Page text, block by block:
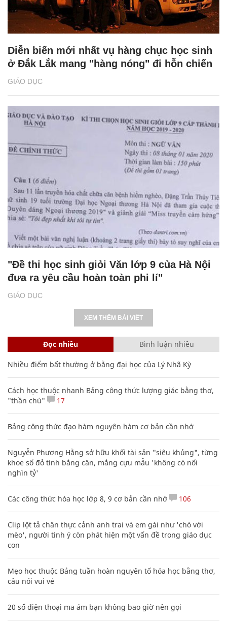
GIÁO DỤC
Diễn biến mới nhất vụ hàng chục học sinh
ở Đắk Lắk mang "hàng nóng" đi hỗn chiến
GIÁO DỤC
"Đề thi học sinh giỏi Văn lớp 9 của Hà Nội
đưa ra yêu cầu hoàn toàn phi lí"
XEM THÊM BÀI VIẾT
Đọc nhiều Bình luận nhiều
Nhiều điểm bất thường ở bằng đại học của Lý Nhã Kỳ
Cách học thuộc nhanh Bảng công thức lượng giác bằng thơ,
"thần chú"
17
Bảng công thức đạo hàm nguyên hàm cơ bản cần nhớ
Nguyễn Phương Hằng sở hữu khối tài sản "siêu khủng", từng
khoe sổ đỏ tính bằng cân, mắng cựu mẫu 'không có nổi
nghìn tỷ'
Các công thức hóa học lớp 8, 9 cơ bản cần nhớ 106
Clip lột tả chân thực cảnh anh trai và em gái như 'chó với
mèo', người tinh ý còn phát hiện một vấn đề trong giáo dục
con
Mẹo học thuộc Bảng tuần hoàn nguyên tố hóa học bằng thơ,
câu nói vui vẻ
20 số điện thoại ma ám bạn không bao giờ nên gọi